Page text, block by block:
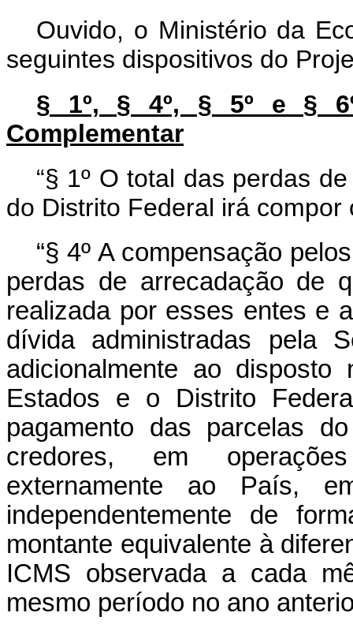
Ouvido, o Ministério da
seguintes dispositivos do
§ 1º, § 4º, § 5º e §
Complementar
“§ 1º O total das perdas
do Distrito Federal irá compor
“§ 4º A compensação
perdas de arrecadação de
realizada por esses entes e
dívida administradas pela
adicionalmente ao
Estados e o Distrito
pagamento das parcelas
credores, em
externamente ao País,
independentemente de
montante equivalente à
ICMS observada a cada
mesmo período no ano